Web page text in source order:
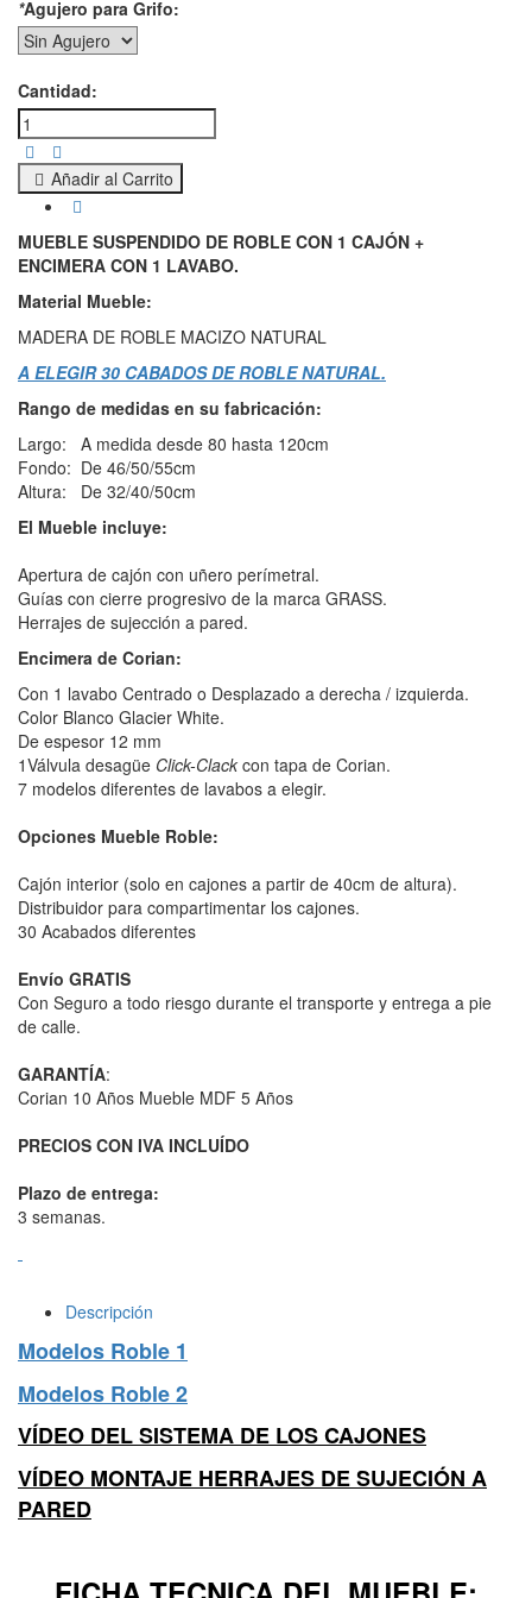
*Agujero para Grifo:
Cantidad:
Añadir al Carrito
MUEBLE SUSPENDIDO DE ROBLE CON 1 CAJÓN +
ENCIMERA CON 1 LAVABO.
Material Mueble:
MADERA DE ROBLE MACIZO NATURAL
A ELEGIR 30 CABADOS DE ROBLE NATURAL.
Rango de medidas en su fabricación:
Largo: A medida desde 80 hasta 120cm
Fondo: De 46/50/55cm
Altura: De 32/40/50cm
El Mueble incluye:
Apertura de cajón con uñero perímetral.
Guías con cierre progresivo de la marca GRASS.
Herrajes de sujección a pared.
Encimera de Corian:
Con 1 lavabo Centrado o Desplazado a derecha / izquierda.
Color Blanco Glacier White.
De espesor 12 mm
1Válvula desagüe Click-Clack con tapa de Corian.
7 modelos diferentes de lavabos a elegir.
Opciones Mueble Roble:
Cajón interior (solo en cajones a partir de 40cm de altura).
Distribuidor para compartimentar los cajones.
30 Acabados diferentes
Envío GRATIS
Con Seguro a todo riesgo durante el transporte y entrega a pie
de calle.
GARANTÍA:
Corian 10 Años Mueble MDF 5 Años
PRECIOS CON IVA INCLUÍDO
Plazo de entrega:
3 semanas.
Descripción
Modelos Roble 1
Modelos Roble 2
VÍDEO DEL SISTEMA DE LOS CAJONES
VÍDEO MONTAJE HERRAJES DE SUJECIÓN A
PARED